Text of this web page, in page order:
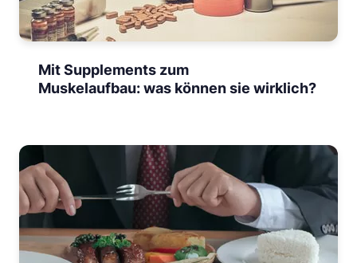
Mit Supplements zum
Muskelaufbau: was können sie wirklich?